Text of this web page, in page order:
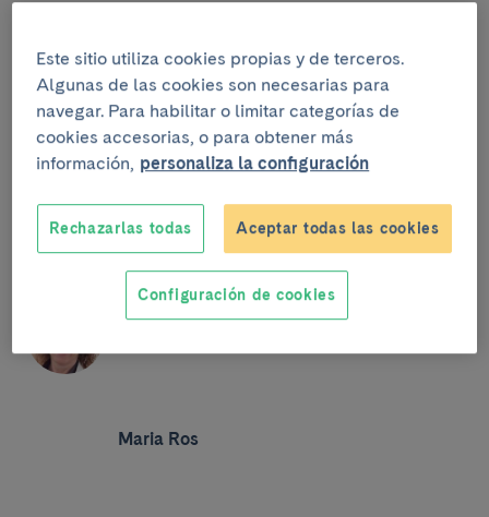
Mònica Romo
Mercè Roqué
Maria Ros
Este sitio utiliza cookies propias y de terceros.
Algunas de las cookies son necesarias para
navegar. Para habilitar o limitar categorías de
cookies accesorias, o para obtener más
información, personaliza la configuración
Rechazarlas todas Aceptar todas las cookies
Configuración de cookies